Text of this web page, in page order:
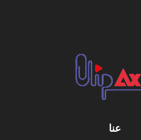
عنا